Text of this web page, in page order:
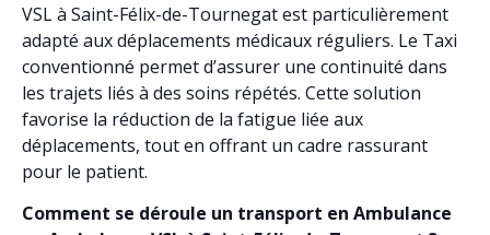
VSL à Saint-Félix-de-Tournegat est particulièrement
adapté aux déplacements médicaux réguliers. Le Taxi
conventionné permet d’assurer une continuité dans
les trajets liés à des soins répétés. Cette solution
favorise la réduction de la fatigue liée aux
déplacements, tout en offrant un cadre rassurant
pour le patient.
Comment se déroule un transport en Ambulance